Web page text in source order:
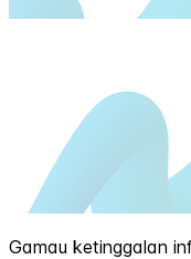
Gamau ketinggalan